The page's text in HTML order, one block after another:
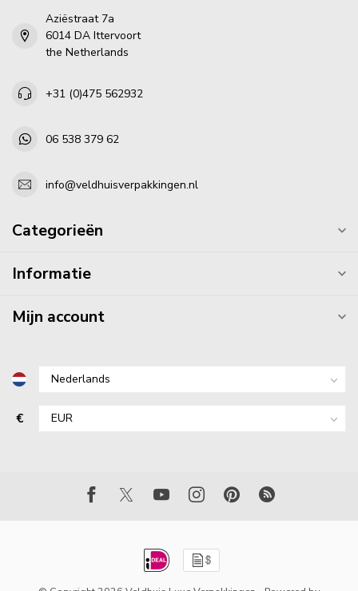
Aziëstraat 7a
6014 DA Ittervoort
the Netherlands
+31 (0)475 562932
06 538 379 62
info@veldhuisverpakkingen.nl
Categorieën
Informatie
Mijn account
€